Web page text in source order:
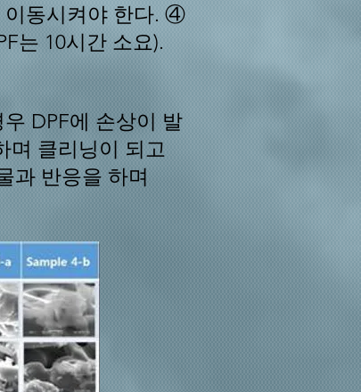
이동시켜야 한다. ④
는 10시간 소요).
DPF에 손상이 발
며 클리닝이 되고
과 반응을 하며